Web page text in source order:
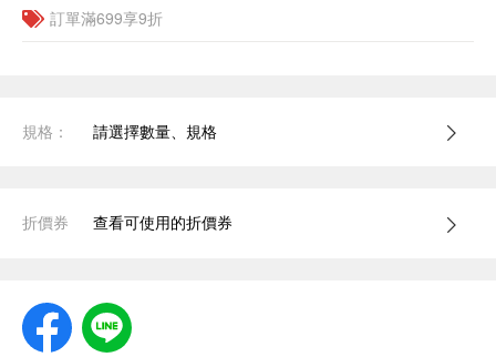
訂單滿699享9折
規格： 請選擇數量、規格
折價券 查看可使用的折價券